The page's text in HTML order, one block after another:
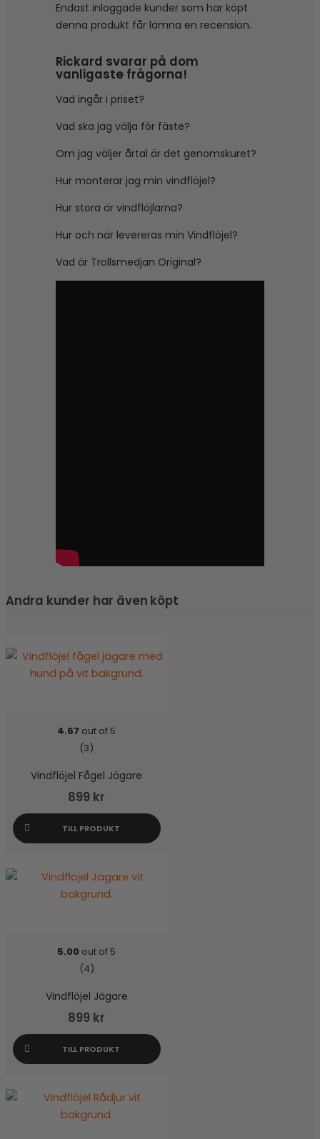
Endast inloggade kunder som har köpt
denna produkt får lämna en recension.
Rickard svarar på dom
vanligaste frågorna!
Vad ingår i priset?
Vad ska jag välja för fäste?
Om jag väljer årtal är det genomskuret?
Hur monterar jag min vindflöjel?
Hur stora är vindflöjlarna?
Hur och när levereras min Vindflöjel?
Vad är Trollsmedjan Original?
Andra kunder har även köpt
4.67 out of 5
(3)
Vindflöjel Fågel Jägare
899 kr
TILL PRODUKT
5.00 out of 5
(4)
Vindflöjel Jägare
899 kr
TILL PRODUKT